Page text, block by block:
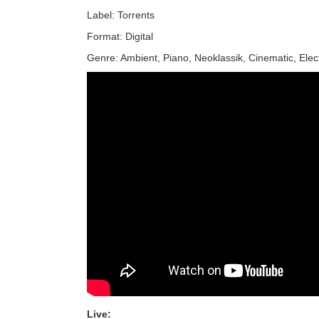
Label: Torrents
Format: Digital
Genre: Ambient, Piano, Neoklassik, Cinematic,
Live: